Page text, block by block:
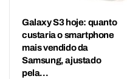
Galaxy S3 hoje: quanto
custaria o smartphone
mais vendido da
Samsung, ajustado
pela…